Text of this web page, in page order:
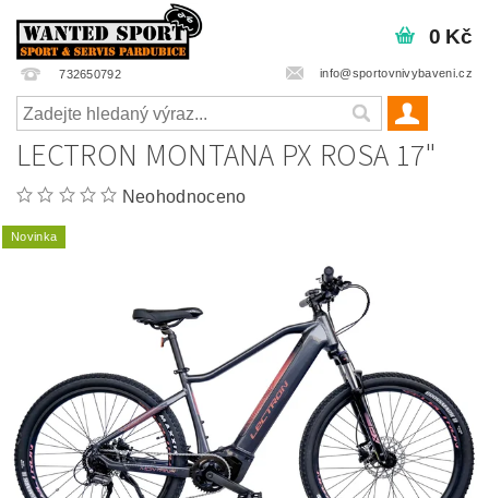
732650792 info@sportovnivybaveni.cz
0 Kč
LECTRON MONTANA PX ROSA 17"
Neohodnoceno
Novinka